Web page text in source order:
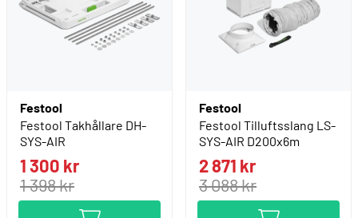
Festool
Festool Takhållare DH-
SYS-AIR
1 300 kr
1 398 kr
Festool
Festool Tilluftsslang LS-
SYS-AIR D200x6m
2 871 kr
3 088 kr